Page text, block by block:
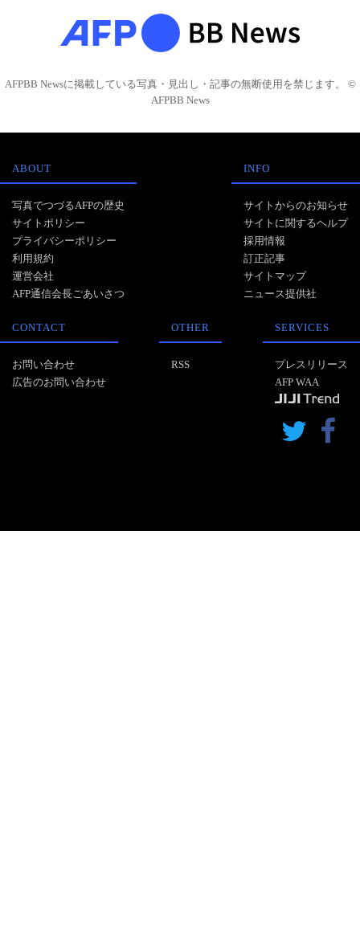
AFPBB Newsに掲載している写真・見出し・記事の無断使用を禁じます。 ©
AFPBB News
ABOUT
写真でつづるAFPの歴史
サイトポリシー
プライバシーポリシー
利用規約
運営会社
AFP通信会長ごあいさつ
INFO
サイトからのお知らせ
サイトに関するヘルプ
採用情報
訂正記事
サイトマップ
ニュース提供社
CONTACT
お問い合わせ
広告のお問い合わせ
OTHER
RSS
SERVICES
プレスリリース
AFP WAA